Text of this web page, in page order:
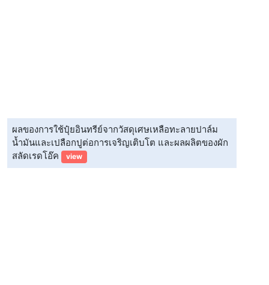
ผลของการใช้ปุ๋ยอินทรีย์จากวัสดุเศษเหลือทะลายปาล์ม
น้ำมันและเปลือกปูต่อการเจริญเติบโต และผลผลิตของผัก
สลัดเรดโอ๊ค
view